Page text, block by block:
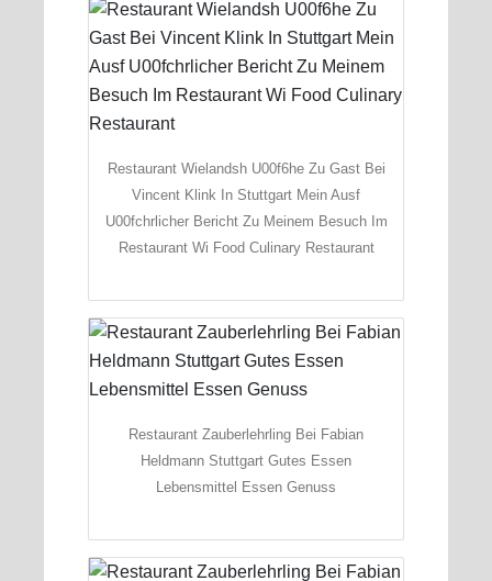
Restaurant Wielandsh U00f6he Zu Gast Bei
Vincent Klink In Stuttgart Mein Ausf
U00fchrlicher Bericht Zu Meinem Besuch Im
Restaurant Wi Food Culinary Restaurant
Restaurant Zauberlehrling Bei Fabian
Heldmann Stuttgart Gutes Essen
Lebensmittel Essen Genuss